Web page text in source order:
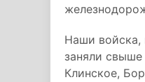
Наши войска,
заняли
Клинское,